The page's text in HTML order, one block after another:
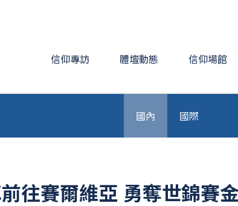
信仰專訪 體壇動態 信仰場館
國內 國際
往賽爾維亞 勇奪世錦賽